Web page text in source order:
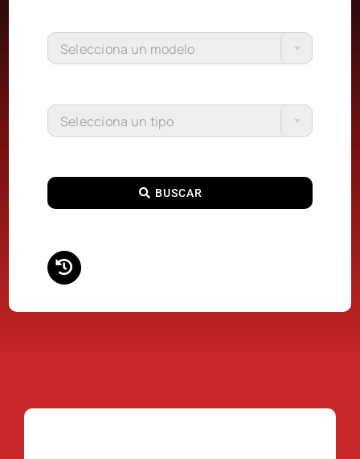
Selecciona un modelo
Selecciona un tipo
BUSCAR